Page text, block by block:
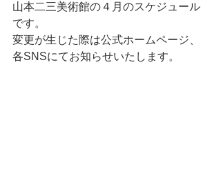
山本二三美術館の４月のスケジュール
です。
変更が生じた際は公式ホームページ、
各SNSにてお知らせいたします。